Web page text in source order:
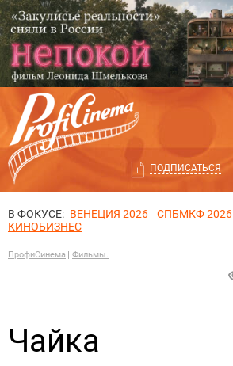
ПОДПИСАТЬСЯ
В ФОКУСЕ: ВЕНЕЦИЯ 2026 СПБМКФ 2026
КИНОБИЗНЕС
ПрофиСинема Фильмы.
Чайка